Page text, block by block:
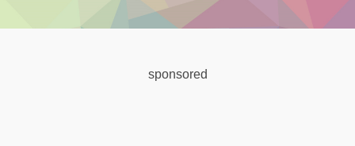
sponsored